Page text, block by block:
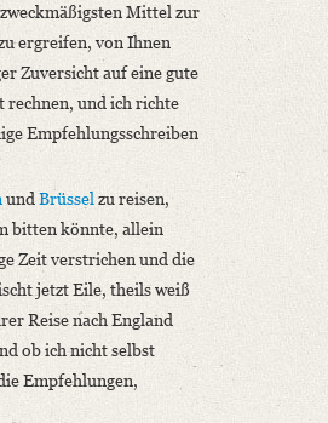
Mittel zur
ergreifen, von Ihnen
Zuversicht auf eine gute
rechnen, und ich richte
Empfehlungsschreiben
und Brüssel zu reisen,
bitten könnte, allein
Zeit verstrichen und die
jetzt Eile, theils weiß
Reise nach England
ob ich nicht selbst
Empfehlungen,